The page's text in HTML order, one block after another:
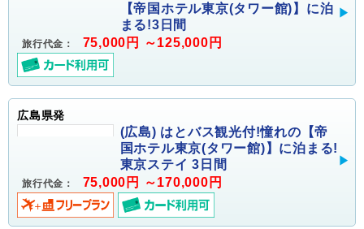
【帝国ホテル東京(タワー館)】に泊
まる!3日間
旅行代金： 75,000円 ～125,000円
広島県発
(広島) はとバス観光付!憧れの【帝
国ホテル東京(タワー館)】に泊まる!
東京ステイ 3日間
旅行代金： 75,000円 ～170,000円